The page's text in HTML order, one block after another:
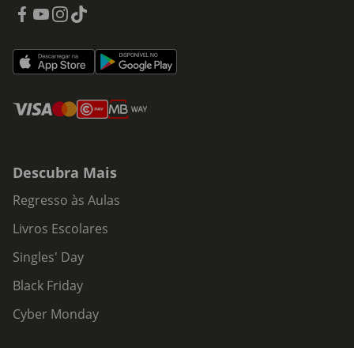
assim. e isso é o melhor que podemos desejar uns aos
outros. Sempre.
Descubra Mais
Regresso às Aulas
Livros Escolares
Singles' Day
Black Friday
Cyber Monday